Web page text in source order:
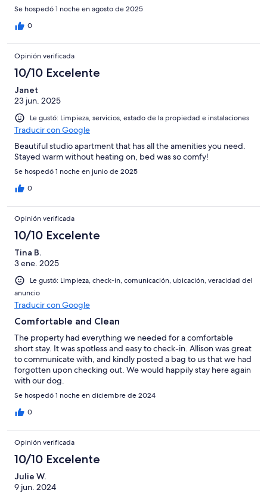
Se hospedó 1 noche en agosto de 2025
0
Opinión verificada
10/10 Excelente
Janet
23 jun. 2025
Le gustó: Limpieza, servicios, estado de la propiedad e instalaciones
Traducir con Google
Beautiful studio apartment that has all the amenities you need.
Stayed warm without heating on, bed was so comfy!
Se hospedó 1 noche en junio de 2025
0
Opinión verificada
10/10 Excelente
Tina B.
3 ene. 2025
Le gustó: Limpieza, check-in, comunicación, ubicación, veracidad del
anuncio
Traducir con Google
Comfortable and Clean
The property had everything we needed for a comfortable
short stay. It was spotless and easy to check-in. Allison was great
to communicate with, and kindly posted a bag to us that we had
forgotten upon checking out. We would happily stay here again
with our dog.
Se hospedó 1 noche en diciembre de 2024
0
Opinión verificada
10/10 Excelente
Julie W.
9 jun. 2024